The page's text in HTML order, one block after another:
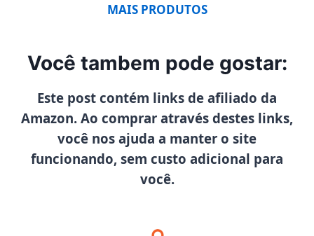
MAIS PRODUTOS
Você tambem pode gostar:
Este post contém links de afiliado da
Amazon. Ao comprar através destes links,
você nos ajuda a manter o site
funcionando, sem custo adicional para
você.